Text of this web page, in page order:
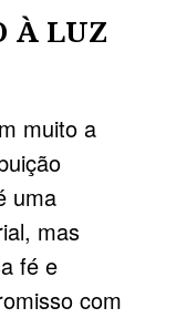
À LUZ
muito a
uma
mas
fé e
com